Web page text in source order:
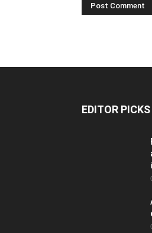
EDITOR PICKS